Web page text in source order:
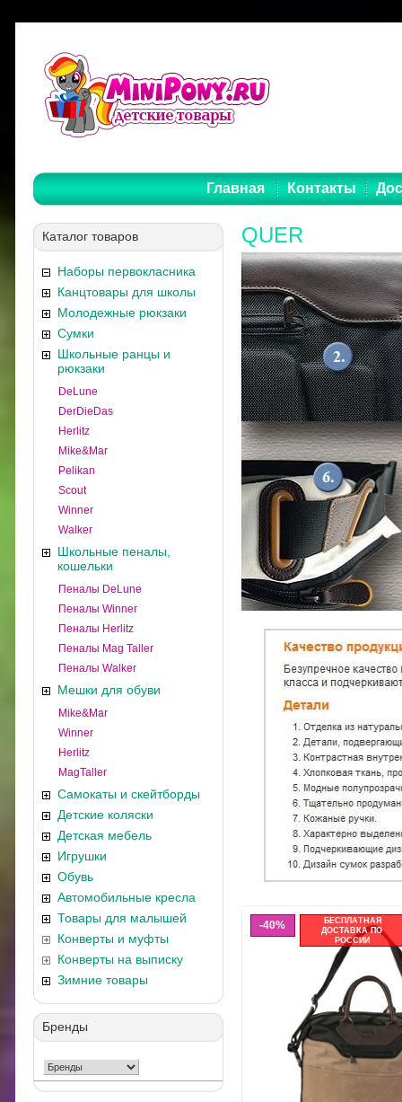
Главная Контакты
Каталог товаров
Наборы первокласника
Канцтовары для школы
Молодежные рюкзаки
Сумки
Школьные ранцы и
рюкзаки
DeLune
DerDieDas
Herlitz
Mike&Mar
Pelikan
Scout
Winner
Walker
Школьные пеналы,
кошельки
Пеналы DeLune
Пеналы Winner
Пеналы Herlitz
Пеналы Mag Taller
Пеналы Walker
Мешки для обуви
Mike&Mar
Winner
Herlitz
MagTaller
Самокаты и скейтборды
Детские коляски
Детская мебель
Игрушки
Обувь
Автомобильные кресла
Товары для малышей
Конверты и муфты
Конверты на выписку
Зимние товары
Бренды
QUER
40%
БЕСПЛАТНАЯ
ДОСТАВКА ПО
РОССИИ